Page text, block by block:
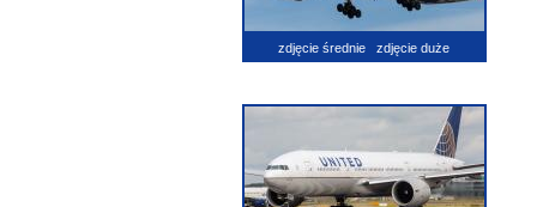
zdjęcie średnie zdjęcie duże